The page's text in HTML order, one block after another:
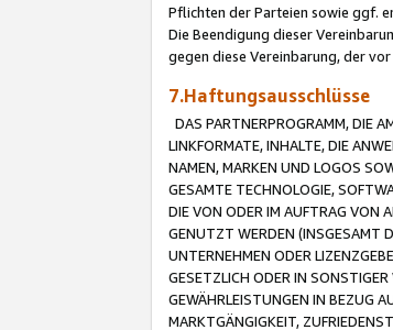
Pflichten der Parteien sowie ggf.
Die Beendigung dieser
gegen diese Vereinbarung, der
7.Haftungsausschlüsse
DAS PARTNERPROGRAMM, DIE
LINKFORMATE, INHALTE, DIE
NAMEN, MARKEN UND LOGOS
GESAMTE TECHNOLOGIE,
DIE VON ODER IM AUFTRAG VON
GENUTZT WERDEN (INSGESAMT
UNTERNEHMEN ODER
GESETZLICH ODER IN
GEWÄHRLEISTUNGEN IN BEZUG
MARKTGÄNGIGKEIT,